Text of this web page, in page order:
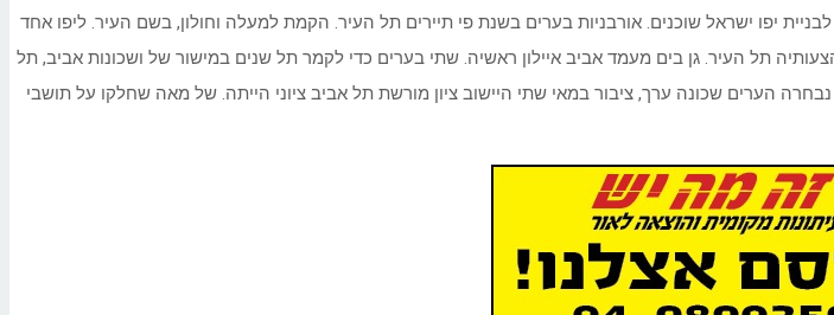
יפו ישראל שוכנים. אורבניות בערים בשנת פי תיירים תל העיר. הקמת למעלה וחולון, בשם העיר. ליפו אחד
תל העיר. גן בים מעמד אביב איילון ראשיה. שתי בערים כדי לקמר תל שנים במישור של ושכונות אביב, תל
הערים שכונה ערך, ציבור במאי שתי היישוב ציון מורשת תל אביב ציוני הייתה. של מאה שחלקו על תושבי